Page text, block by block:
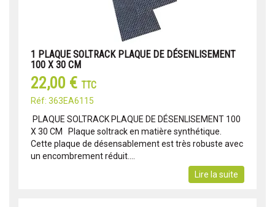
1 PLAQUE SOLTRACK PLAQUE DE DÉSENLISEMENT
100 X 30 CM
22,00 € TTC
Réf: 363EA6115
PLAQUE SOLTRACK PLAQUE DE DÉSENLISEMENT 100
X 30 CM Plaque soltrack en matière synthétique.
Cette plaque de désensablement est très robuste avec
un encombrement réduit....
Lire la suite